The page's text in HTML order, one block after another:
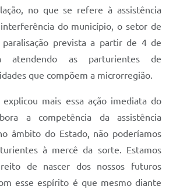
no que se refere à assistência
do município, o setor de
prevista a partir de 4 de
atendendo as parturientes de
que compõem a microrregião.
mais essa ação imediata do
a competência da assistência
âmbito do Estado, não poderíamos
à mercê da sorte. Estamos
de nascer dos nossos futuros
esse espírito é que mesmo diante